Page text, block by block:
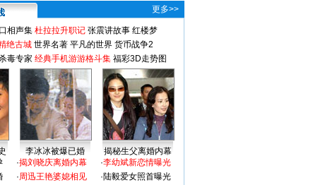
更多>>
相声集 杜拉拉升职记 张震讲故事 红楼梦
绝古城 世界名著 平凡的世界 货币战争2
毒专家 经典手机游游格斗集 福彩3D走势图
李冰冰被爆已婚
揭秘生父离婚内幕
·揭刘晓庆离婚内幕
·周迅王艳婆媳相见
·李幼斌新恋情曝光
·陆毅爱女照首曝光